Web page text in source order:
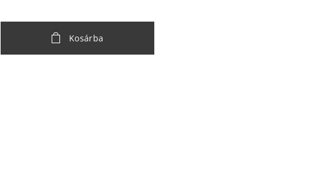
Kosárba